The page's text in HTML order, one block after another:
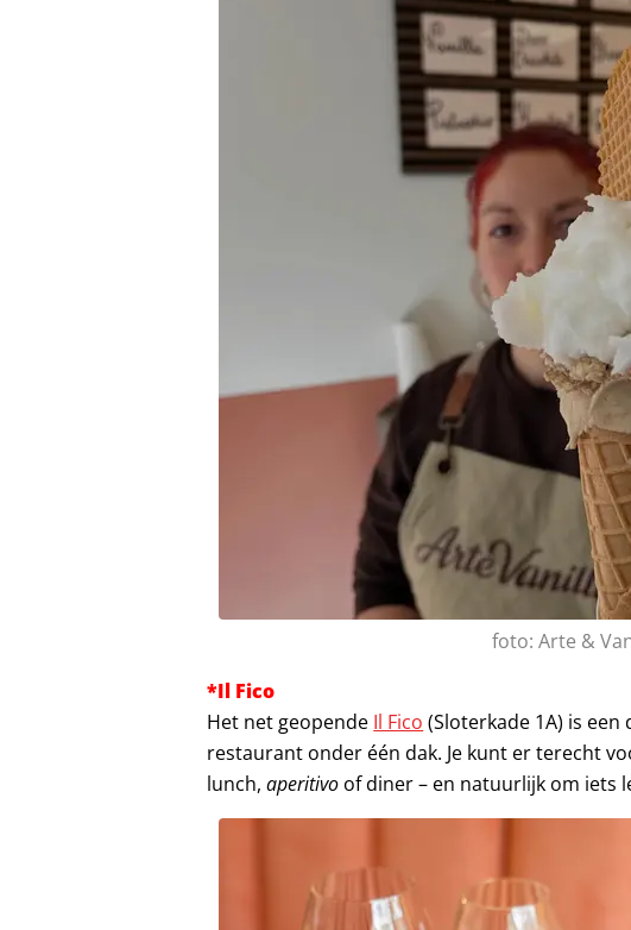
foto: Arte &
*Il Fico
Het net geopende Il Fico (Sloterkade 1A) is
restaurant onder één dak. Je kunt er terecht
lunch,aperitivo of diner – en natuurlijk om iets